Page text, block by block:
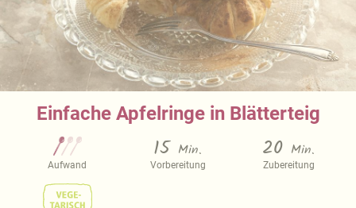
Einfache Apfelringe in Blätterteig
Aufwand
15 Min.
Vorbereitung
20 Min.
Zubereitung